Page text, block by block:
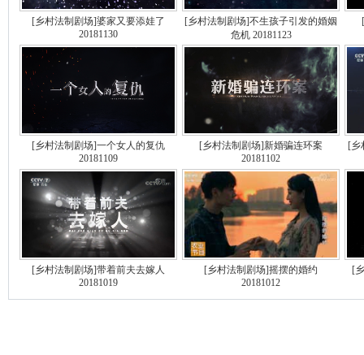
[乡村法制剧场]婆家又要添娃了
20181130
[乡村法制剧场]不生孩子引发的婚姻
危机 20181123
[乡村法制剧场]一个女人的复仇
20181109
[乡村法制剧场]新婚骗连环案
20181102
[乡
[乡村法制剧场]带着前夫去嫁人
20181019
[乡村法制剧场]摇摆的婚约
20181012
[